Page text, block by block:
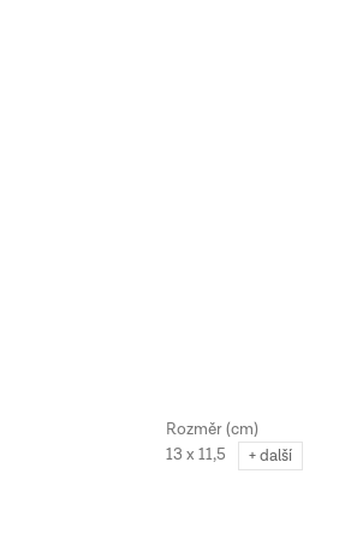
13 x 11,5 + další